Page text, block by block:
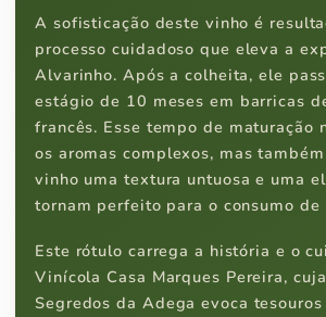
A sofisticação deste vinho é
processo cuidadoso que eleva a
Alvarinho. Após a colheita, ele
estágio de 10 meses em barricas
francês. Esse tempo de maturação
os aromas complexos, mas
vinho uma textura untuosa e uma
tornam perfeito para o consumo de
Este rótulo carrega a história e o
Vinícola Casa Marques Pereira,
Segredos da Adega evoca